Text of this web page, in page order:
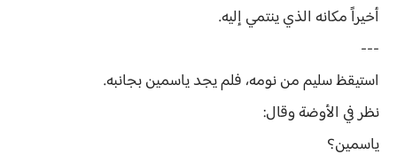
أخيراً مكانه الذي ينتمي إليه.
---
استيقظ سليم من نومه، فلم يجد ياسمين بجانبه.
نظر في الأوضة وقال:
ياسمين؟